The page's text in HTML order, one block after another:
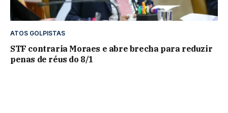
ATOS GOLPISTAS
STF contraria Moraes e abre brecha para reduzir
penas de réus do 8/1